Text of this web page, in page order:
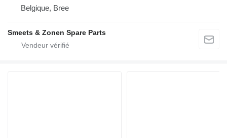
Belgique, Bree
Smeets & Zonen Spare Parts